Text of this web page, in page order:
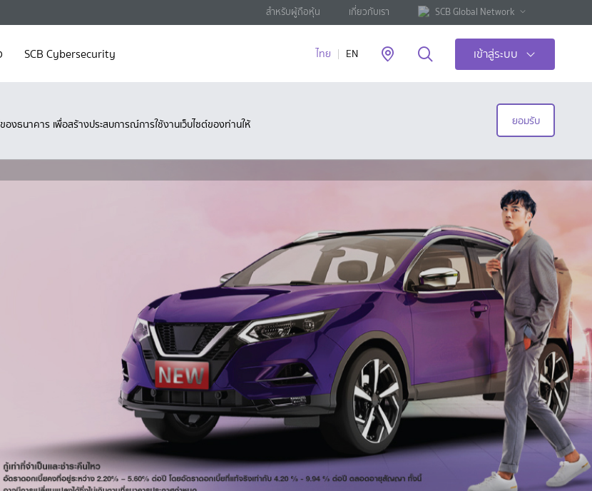
สำหรับผู้ถือหุ้น เกี่ยวกับเรา SCB Global Network
SCB Cybersecurity ไทย EN เข้าสู่ระบบ
องธนาคาร เพื่อสร้างประสบการณ์การใช้งานเว็บไซต์ของท่านให้
ยอมรับ